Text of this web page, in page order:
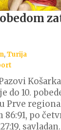
,Turija
do 10.
Prve
86:91, po